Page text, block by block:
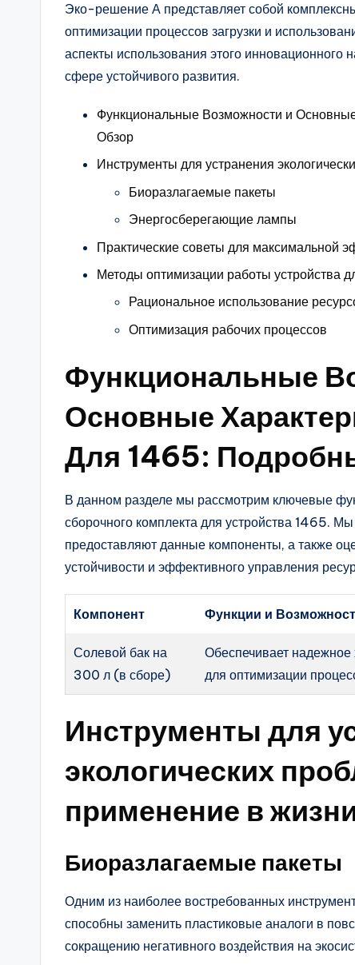
Эко-решение А представляет собой
оптимизации процессов загрузки и
аспекты использования этого
сфере устойчивого развития.
Функциональные Возможности и
Обзор
Инструменты для устранения
Биоразлагаемые пакеты
Энергосберегающие лампы
Практические советы для максимальной
Методы оптимизации работы устройства
Рациональное использование
Оптимизация рабочих процессов
Функциональные
Основные
Для 1465:
В данном разделе мы рассмотрим ключевые
сборочного комплекта для устройства 1465.
предоставляют данные компоненты, а также
устойчивости и эффективного управления
Компонент Функции и
Солевой бак на
300 л (в сборе)
Обеспечивает надежное
для оптимизации
Инструменты для
экологических
применение в
Биоразлагаемые пакеты
Одним из наиболее востребованных
способны заменить пластиковые аналоги в
сокращению негативного воздействия на